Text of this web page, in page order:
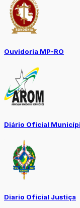
Ouvidoria MP-RO
Diário Oficial
Diario Oficial Justiça